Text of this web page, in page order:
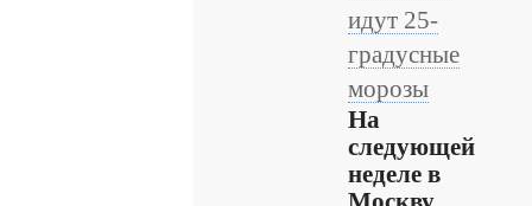
идут 25-
градусные
морозы
На
следующей
неделе в